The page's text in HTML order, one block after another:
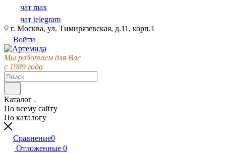
чат max
чат telegram
г. Москва, ул. Тимирязевская, д.11, корп.1
Войти
Мы работаем для Вас
с 1989 года
Каталог
По всему сайту
По каталогу
Сравнение0
Отложенные 0